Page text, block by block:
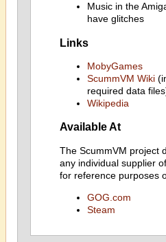
Music in the
have glitches
Links
MobyGames
ScummVM Wiki
required data
Wikipedia
Available At
The ScummVM project
any individual supplier
for reference purposes
GOG.com
Steam